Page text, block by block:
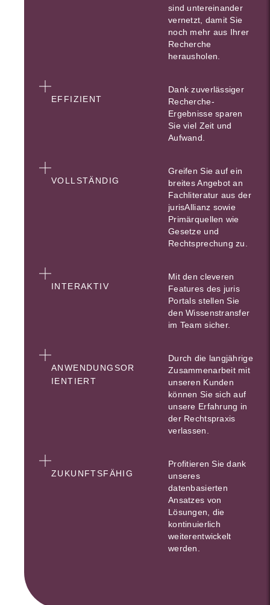
sind untereinander
vernetzt, damit Sie
noch mehr aus Ihrer
Recherche
herausholen.
EFFIZIENT
Dank zuverlässiger
Recherche-
Ergebnisse sparen
Sie viel Zeit und
Aufwand.
VOLLSTÄNDIG
Greifen Sie auf ein
breites Angebot an
Fachliteratur aus der
jurisAllianz sowie
Primärquellen wie
Gesetze und
Rechtsprechung zu.
INTERAKTIV
Mit den cleveren
Features des juris
Portals stellen Sie
den Wissenstransfer
im Team sicher.
ANWENDUNGSOR
IENTIERT
Durch die langjährige
Zusammenarbeit mit
unseren Kunden
können Sie sich auf
unsere Erfahrung in
der Rechtspraxis
verlassen.
ZUKUNFTSFÄHIG
Profitieren Sie dank
unseres
datenbasierten
Ansatzes von
Lösungen, die
kontinuierlich
weiterentwickelt
werden.